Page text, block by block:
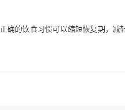
确的饮食习惯可以缩短恢复期，减